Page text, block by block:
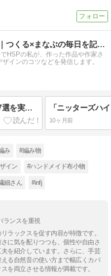
つくまなぶろぐ｜つくる×まなぶの毎日を記録するブログ
HSPの私が、作った作品や作家さ
インのコツなどを発信します。
【2026年版】毛糸管理アプリ7選を実際に使って比較！編み物好きにおすすめなのはどれ？
10ヶ月前
み #編み物
イン #ハンドメイド布小物
細さん #infj
ランスを重視
ラックスを促す内容が特徴です。
に気を配りつつも、個性や自由さ
を紹介しています。さらに、手芸
る自然音の使い方まで幅広くカバ
を両立させる情報が満載です。